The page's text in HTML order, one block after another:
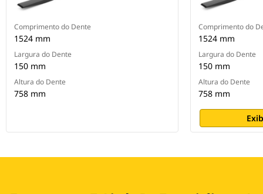
Comprimento do Dente
1524 mm
Largura do Dente
150 mm
Altura do Dente
758 mm
Comprimento do
1524 mm
Largura do Dente
150 mm
Altura do Dente
758 mm